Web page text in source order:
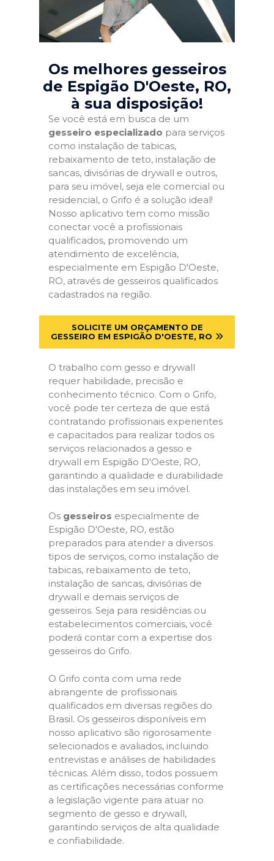
Os melhores gesseiros
de Espigão D'Oeste, RO,
à sua disposição!
Se você está em busca de um
gesseiro especializado para serviços
como instalação de tabicas,
rebaixamento de teto, instalação de
sancas, divisórias de drywall e outros,
para seu imóvel, seja ele comercial ou
residencial, o Grifo é a solução ideal!
Nosso aplicativo tem como missão
conectar você a profissionais
qualificados, promovendo um
atendimento de excelência,
especialmente em Espigão D'Oeste,
RO, através de gesseiros qualificados
cadastrados na região.
SOLICITE UM ORÇAMENTO DE
GESSEIRO EM ESPIGÃO D'OESTE, RO
O trabalho com gesso e drywall
requer habilidade, precisão e
conhecimento técnico. Com o Grifo,
você pode ter certeza de que está
contratando profissionais experientes
e capacitados para realizar todos os
serviços relacionados a gesso e
drywall em Espigão D'Oeste, RO,
garantindo a qualidade e durabilidade
das instalações em seu imóvel.
Os gesseiros especialmente de
Espigão D'Oeste, RO, estão
preparados para atender a diversos
tipos de serviços, como instalação de
tabicas, rebaixamento de teto,
instalação de sancas, divisórias de
drywall e demais serviços de
gesseiros. Seja para residências ou
estabelecimentos comerciais, você
poderá contar com a expertise dos
gesseiros do Grifo.
O Grifo conta com uma rede
abrangente de profissionais
qualificados em diversas regiões do
Brasil. Os gesseiros disponíveis em
nosso aplicativo são rigorosamente
selecionados e avaliados, incluindo
entrevistas e análises de habilidades
técnicas. Além disso, todos possuem
as certificações necessárias conforme
a legislação vigente para atuar no
segmento de gesso e drywall,
garantindo serviços de alta qualidade
e confiabilidade.